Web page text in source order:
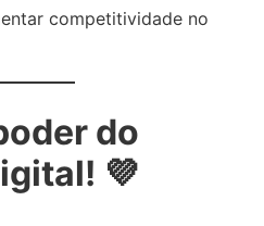
competitividade no
do
💜